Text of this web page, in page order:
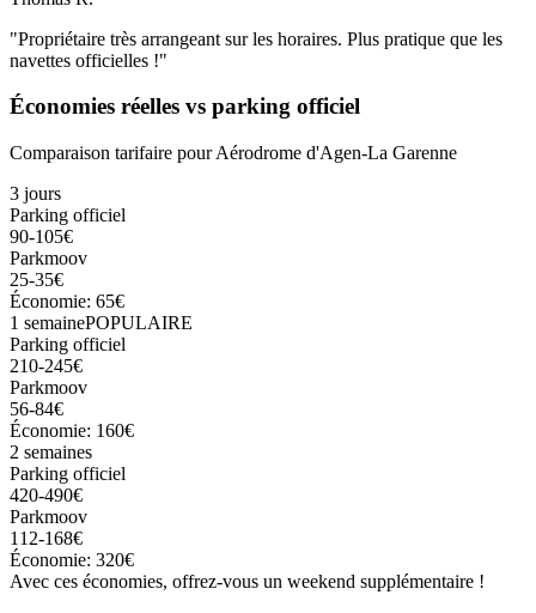
"Propriétaire très arrangeant sur les horaires. Plus pratique que les
navettes officielles !"
Économies réelles vs parking officiel
Comparaison tarifaire pourAérodrome d'Agen-La Garenne
3 jours
Parking officiel
90-105€
Parkmoov
25-35€
Économie: 65€
1 semainePOPULAIRE
Parking officiel
210-245€
Parkmoov
56-84€
Économie: 160€
2 semaines
Parking officiel
420-490€
Parkmoov
112-168€
Économie: 320€
Avec ces économies, offrez-vous un weekend supplémentaire !